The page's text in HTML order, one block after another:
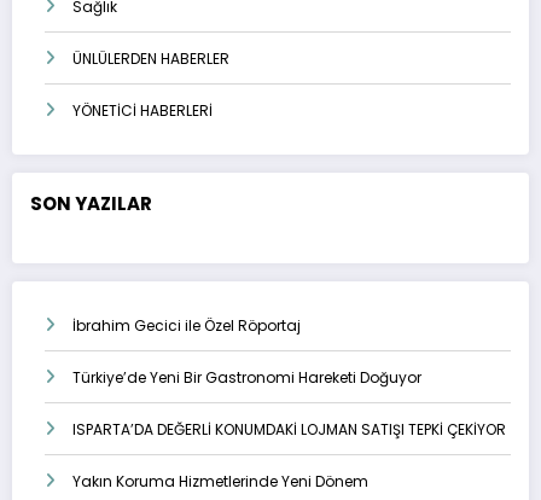
Sağlık
ÜNLÜLERDEN HABERLER
YÖNETİCİ HABERLERİ
SON YAZILAR
İbrahim Gecici ile Özel Röportaj
Türkiye’de Yeni Bir Gastronomi Hareketi Doğuyor
ISPARTA’DA DEĞERLİ KONUMDAKİ LOJMAN SATIŞI TEPKİ ÇEKİYOR
Yakın Koruma Hizmetlerinde Yeni Dönem